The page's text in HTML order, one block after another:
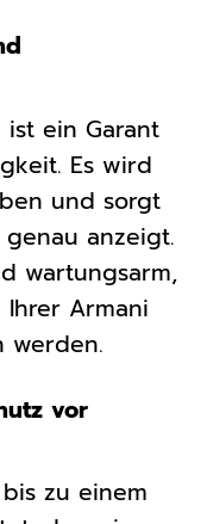
ist ein Garant
Es wird
und sorgt
anzeigt.
wartungsarm,
Ihrer Armani
werden.
vor
zu einem